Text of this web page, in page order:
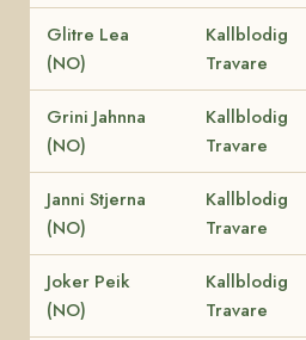
Glitre Lea
(NO)
Kallblodig
Travare
Grini Jahnna
(NO)
Kallblodig
Travare
Janni Stjerna
(NO)
Kallblodig
Travare
Joker Peik
(NO)
Kallblodig
Travare